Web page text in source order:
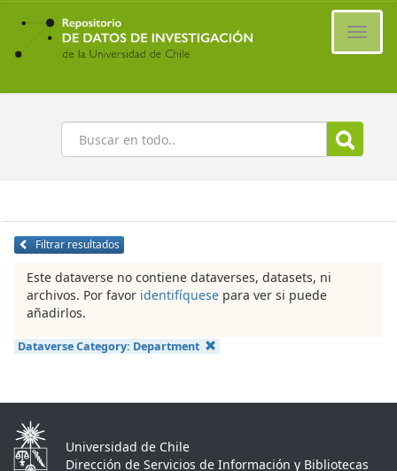
Ir
contenido
principal
Buscar
Filtrar resultados
Este dataverse no contiene dataverses, datasets, ni
archivos. Por favor identifíquese para ver si puede
añadirlos.
Dataverse Category: Department
Universidad de Chile
Dirección de Servicios de Información y Bibliotecas